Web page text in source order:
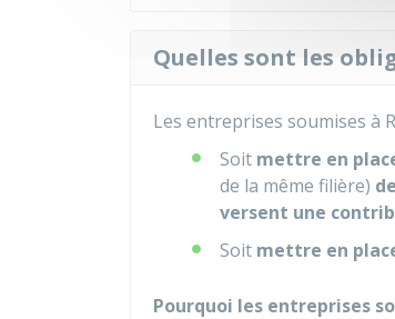
Quelles sont les
Les entreprises soumises à
Soit mettre en
de la même filière)
versent une
Soit mettre en
Pourquoi les entreprises